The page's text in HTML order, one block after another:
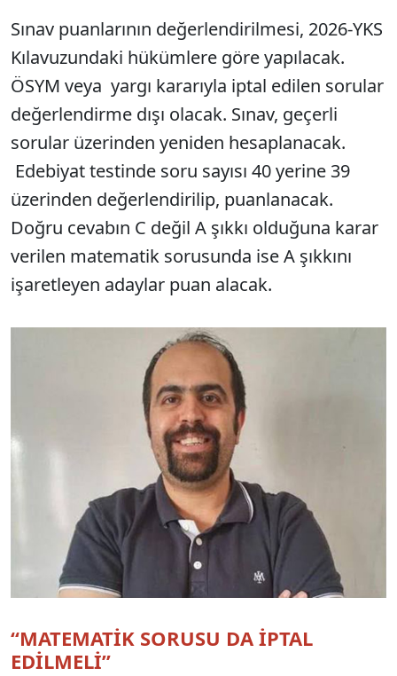
Sınav puanlarının değerlendirilmesi, 2026-YKS
Kılavuzundaki hükümlere göre yapılacak.
ÖSYM veya yargı kararıyla iptal edilen sorular
değerlendirme dışı olacak. Sınav, geçerli
sorular üzerinden yeniden hesaplanacak.
Edebiyat testinde soru sayısı 40 yerine 39
üzerinden değerlendirilip, puanlanacak.
Doğru cevabın C değil A şıkkı olduğuna karar
verilen matematik sorusunda ise A şıkkını
işaretleyen adaylar puan alacak.
“MATEMATİK SORUSU DA İPTAL
EDİLMELİ”